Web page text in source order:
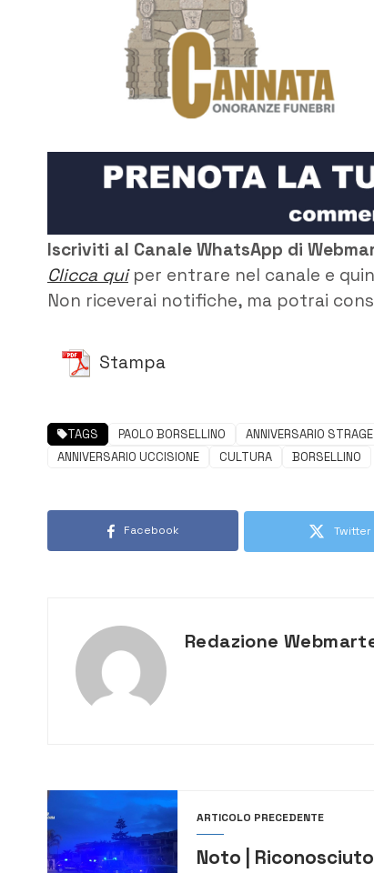
Iscriviti al Canale WhatsApp di
Clicca quiper entrare nel canale e
Non riceverai notifiche, ma potrai
Stampa
TAGS PAOLO BORSELLINO ANNIVERSARIO
ANNIVERSARIO UCCISIONE
CULTURA BORSELLINO
Facebook Twitter
Redazione
ARTICOLO PRECEDENTE
Noto | Riconosciuto